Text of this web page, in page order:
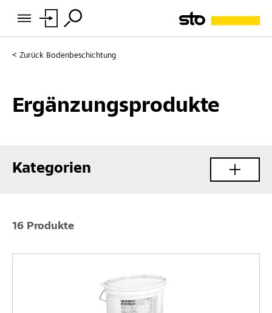
Zurück Bodenbeschichtung
Ergänzungsprodukte
Kategorien
16 Produkte